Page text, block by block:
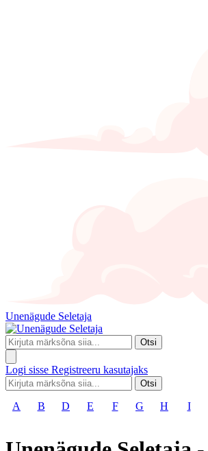
Unenägude Seletaja
Otsi
Logi sisse Registreeru kasutajaks
Otsi
A B D E F G H I